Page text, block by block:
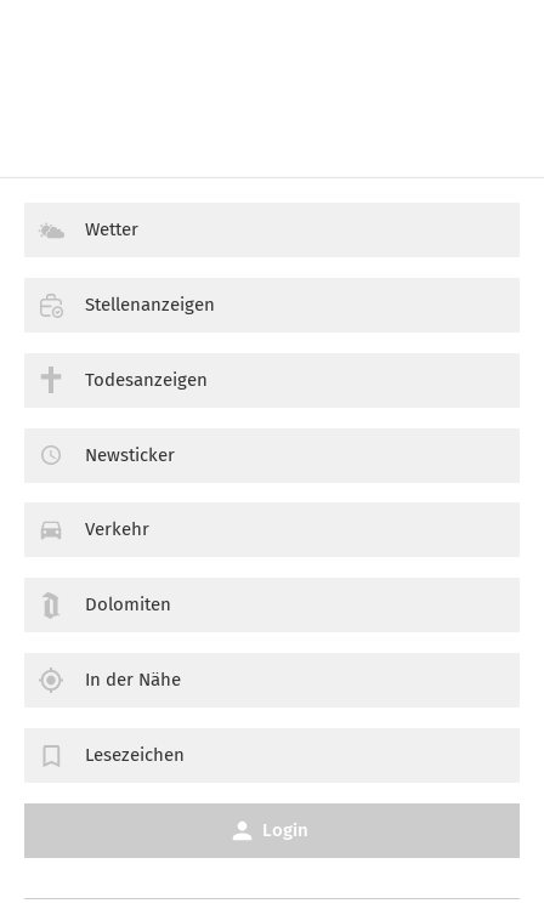
Wetter
Stellenanzeigen
Todesanzeigen
Newsticker
Verkehr
Dolomiten
In der Nähe
Lesezeichen
Login